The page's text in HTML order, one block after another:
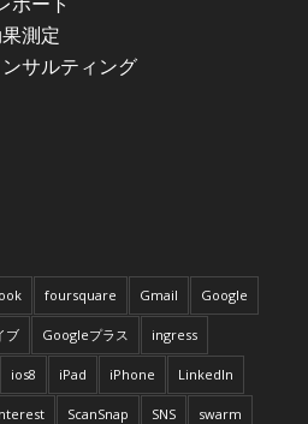
測定
サルティング
foursquare Gmail Google
ブ Googleプラス ingress
ios8 iPad iPhone LinkedIn
ScanSnap SNS swarm